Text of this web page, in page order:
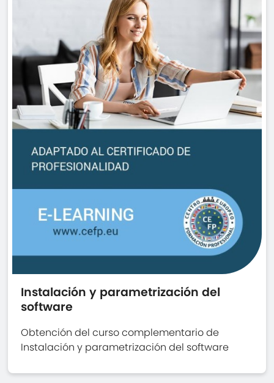
Instalación y parametrización del
software
Obtención del curso complementario de
Instalación y parametrización del software